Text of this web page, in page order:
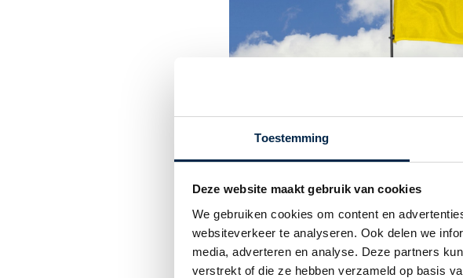
Toestemming
Deze website maakt gebruik van cookies
We gebruiken cookies om content en
websiteverkeer te analyseren. Ook delen we
media, adverteren en analyse. Deze partners
verstrekt of die ze hebben verzameld op basis
OPSTAL- INBOEDEL
Wanneer u vluchtelingen een
bijgebouw of gelijksoortig
verzekeringsdekking voldoende